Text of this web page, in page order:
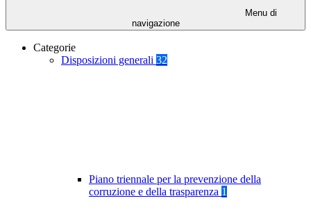
Menu di
navigazione
Categorie
Disposizioni generali 32
Piano triennale per la prevenzione della
corruzione e della trasparenza 1